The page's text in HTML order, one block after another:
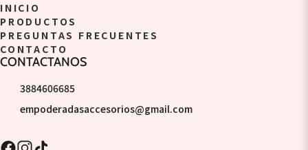
INICIO
PRODUCTOS
PREGUNTAS FRECUENTES
CONTACTO
CONTACTANOS
3884606685
empoderadasaccesorios@gmail.com